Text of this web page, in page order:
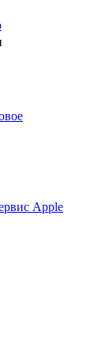
Apple